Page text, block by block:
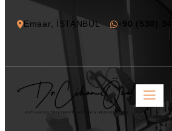
Emaar, İSTANBUL +90 (530)